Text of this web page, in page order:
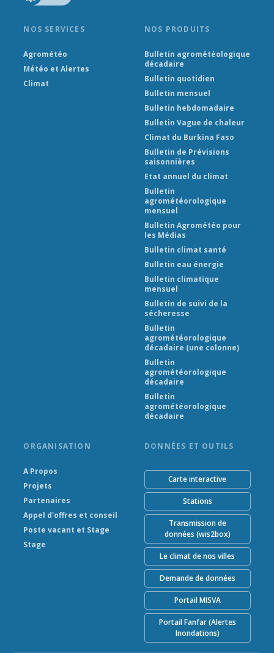
NOS SERVICES
Agrométéo
Météo et Alertes
Climat
NOS PRODUITS
Bulletin agrométéologique
décadaire
Bulletin quotidien
Bulletin mensuel
Bulletin hebdomadaire
Bulletin Vague de chaleur
Climat du Burkina Faso
Bulletin de Prévisions
saisonnières
Etat annuel du climat
Bulletin
agrométéorologique
mensuel
Bulletin Agrométéo pour
les Médias
Bulletin climat santé
Bulletin eau énergie
Bulletin climatique
mensuel
Bulletin de suivi de la
sécheresse
Bulletin
agrométéorologique
décadaire (une colonne)
Bulletin
agrométéorologique
décadaire
Bulletin
agrométéorologique
décadaire
ORGANISATION
A Propos
Projets
Partenaires
Appel d'offres et conseil
Poste vacant et Stage
Stage
DONNÉES ET OUTILS
Carte interactive
Stations
Transmission de
données (wis2box)
Le climat de nos villes
Demande de données
Portail MISVA
Portail Fanfar (Alertes
Inondations)